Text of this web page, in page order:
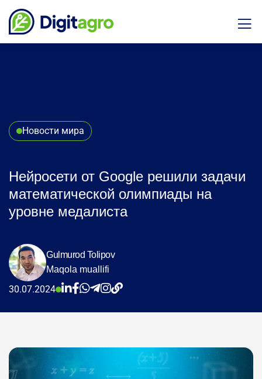
Новости мира
Нейросети от Google решили задачи
математической олимпиады на
уровне медалиста
Gulmurod Tolipov
Maqola muallifi
30.07.2024